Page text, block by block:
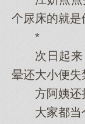
个尿床的就是
*
次日起来
晕还大‌小便失
方阿姨还把
大‌家‌都当